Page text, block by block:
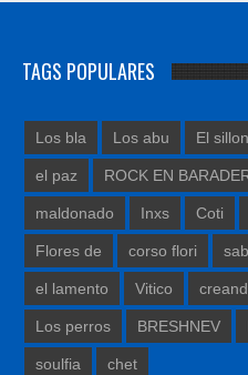
TAGS POPULARES
Los bla Los abu El sillon
el paz ROCK EN
maldonado Inxs Coti
Flores de corso flori
el lamento Vitico
Los perros BRESHNEV
soulfia chet